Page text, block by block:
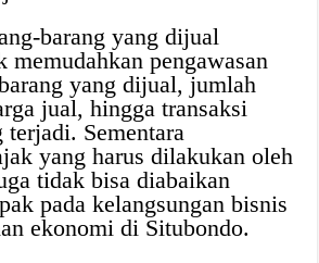
barang yang dijual
memudahkan pengawasan
yang dijual, jumlah
jual, hingga transaksi
terjadi. Sementara
yang harus dilakukan oleh
tidak bisa diabaikan
pada kelangsungan bisnis
ekonomi di Situbondo.